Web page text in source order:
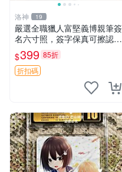
洛神 19
嚴選全職獵人富堅義博親筆簽
名六寸照，簽字保真可擦認，
全新收藏好物，限量發售 全
職獵人 富堅義博 簽名照片
$399 85折
折扣碼